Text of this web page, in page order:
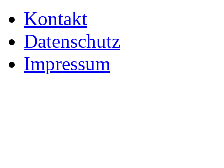
Kontakt
Datenschutz
Impressum